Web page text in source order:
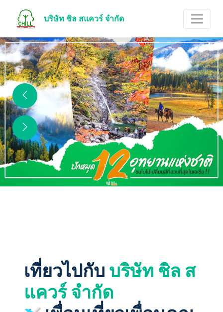
บริษัท ชิล สแควร์ จำกัด
เที่ยวไปกับ บริษัท ชิล ส
แควร์ จำกัด